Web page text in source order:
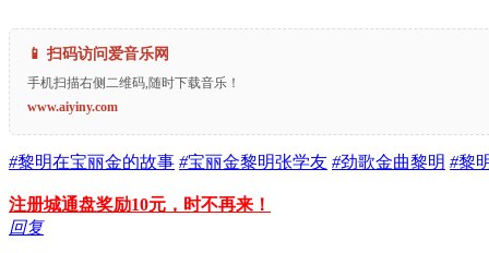
📱 扫码访问爱音乐网
手机扫描右侧二维码,随时下载音乐！
www.aiyiny.com
#黎明在宝丽金的故事 #宝丽金黎明张学友 #劲歌金曲黎明 #黎
注册城通盘奖励10元，时不再来！
回复